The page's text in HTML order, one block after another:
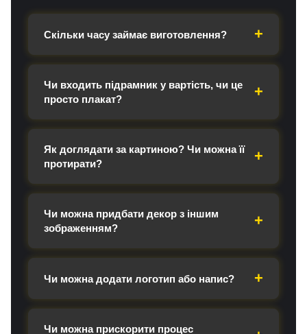
Скільки часу займає виготовлення?
Чи входить підрамник у вартість, чи це
просто плакат?
Як доглядати за картиною? Чи можна її
протирати?
Чи можна придбати декор з іншим
зображенням?
Чи можна додати логотип або напис?
Чи можна прискорити процес